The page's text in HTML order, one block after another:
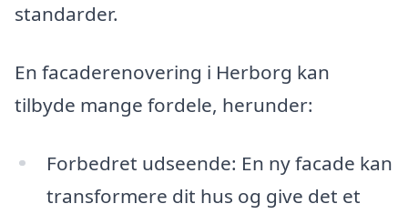
standarder.
En facaderenovering i Herborg kan
tilbyde mange fordele, herunder:
Forbedret udseende: En ny facade kan
transformere dit hus og give det et